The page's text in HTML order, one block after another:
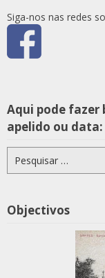
Siga-nos nas redes
Aqui pode fazer
apelido ou data:
por:
Objectivos